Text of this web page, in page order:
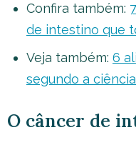
Confira também:
de intestino que
Veja também: 6
segundo a ciência
O câncer de